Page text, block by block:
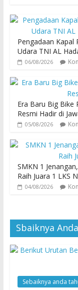
Pengadaan Kapal
Udara TNI AL
06/08/2026
Era Baru Big Bike
Resmi Hadir di
05/08/2026
SMKN 1
Raih Juara 1 LKS
04/08/2026
Sbaiknya
Sebaiknya anda